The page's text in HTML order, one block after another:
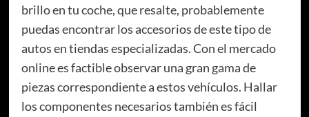
brillo en tu coche, que resalte, probablemente
puedas encontrar los accesorios de este tipo de
autos en tiendas especializadas. Con el mercado
online es factible observar una gran gama de
piezas correspondiente a estos vehículos. Hallar
los componentes necesarios también es fácil